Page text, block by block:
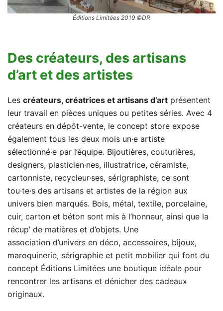
Éditions Limitées 2019 ©DR
Des créateurs, des artisans
d’art et des artistes
Les créateurs, créatrices et artisans d’art présentent
leur travail en pièces uniques ou petites séries. Avec 4
créateurs en dépôt-vente, le concept store expose
également tous les deux mois un·e artiste
sélectionné·e par l’équipe. Bijoutières, couturières,
designers, plasticien·nes, illustratrice, céramiste,
cartonniste, recycleur·ses, sérigraphiste, ce sont
tou·te·s des artisans et artistes de la région aux
univers bien marqués. Bois, métal, textile, porcelaine,
cuir, carton et béton sont mis à l’honneur, ainsi que la
récup’ de matières et d’objets. Une
association d’univers en déco, accessoires, bijoux,
maroquinerie, sérigraphie et petit mobilier qui font du
concept Éditions Limitées une boutique idéale pour
rencontrer les artisans et dénicher des cadeaux
originaux.